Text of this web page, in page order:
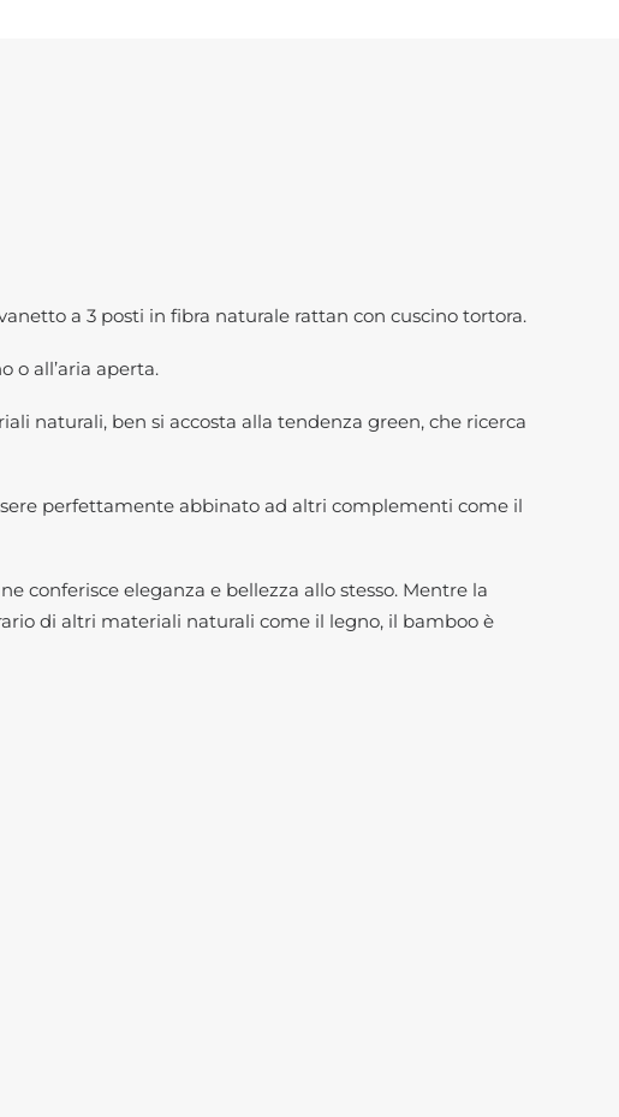
a 3 posti in fibra naturale rattan con cuscino tortora.
o all’aria aperta.
naturali, ben si accosta alla tendenza green, che ricerca
perfettamente abbinato ad altri complementi come il
conferisce eleganza e bellezza allo stesso. Mentre la
di altri materiali naturali come il legno, il bamboo è